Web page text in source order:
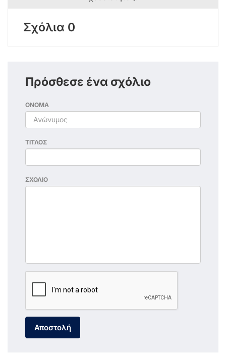
Σχόλια 0
Πρόσθεσε ένα σχόλιο
ΟΝΟΜΑ
ΤΙΤΛΟΣ
ΣΧΟΛΙΟ
Αποστολή